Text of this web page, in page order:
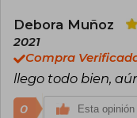
Debora Muñoz
2021
Compra
llego todo bien,
0 Esta opinión